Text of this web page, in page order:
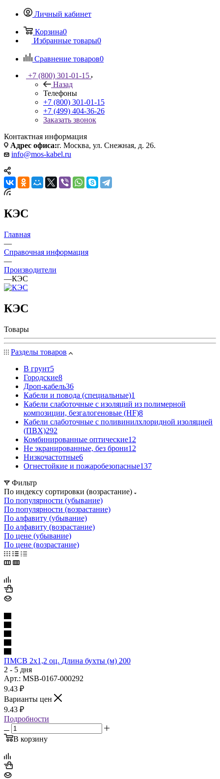
Личный кабинет
Корзина0
Избранные товары0
Сравнение товаров0
+7 (800) 301-01-15
Назад
Телефоны
+7 (800) 301-01-15
+7 (499) 404-36-26
Заказать звонок
Контактная информация
Адрес офиса:г. Москва, ул. Снежная, д. 26.
info@mos-kabel.ru
КЭС
Главная
—
Справочная информация
—
Производители
—КЭС
КЭС
Товары
Разделы товаров
В грунт5
Городские8
Дроп-кабель36
Кабели и повода (специальные)1
Кабели слаботочные с изоляций из полимерной
композиции, безгалогеновые (HF)8
Кабели слаботочные с поливинилхлоридной изоляцией
(ПВХ)292
Комбинированные оптические12
Не экранированные, без брони12
Низкочастотные6
Огнестойкие и пожаробезопасные137
Фильтр
По индексу сортировки (возрастание)
По популярности (убывание)
По популярности (возрастание)
По алфавиту (убывание)
По алфавиту (возрастание)
По цене (убывание)
По цене (возрастание)
ПМСВ 2х1,2 оц. Длина бухты (м) 200
2 - 5 дня
Арт.: MSB-0167-000292
9.43 ₽
Варианты цен
9.43 ₽
Подробности
В корзину